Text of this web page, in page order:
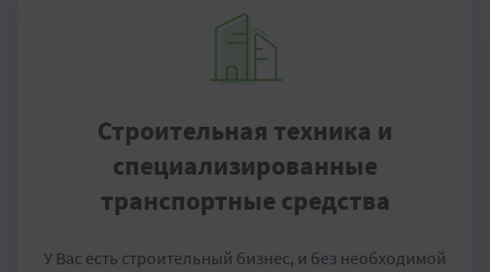
Строительная техника и
специализированные
транспортные средства
У Вас есть строительный бизнес, и без необходимой